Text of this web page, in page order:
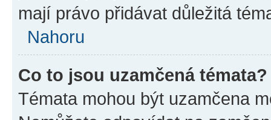
mají právo přidávat důležitá
Nahoru
Co to jsou uzamčená témata?
Témata mohou být uzamčena